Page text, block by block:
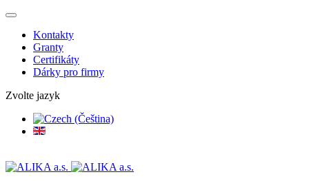
Kontakty
Granty
Certifikáty
Dárky pro firmy
Zvolte jazyk